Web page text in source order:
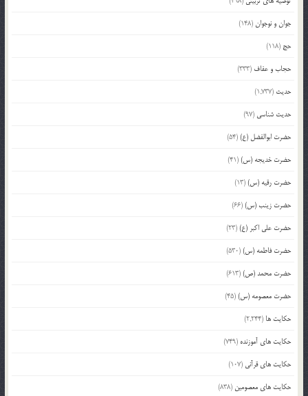
جوان و نوجوان(148)
حج (118)
حجاب و عفاف (333)
حدیث (1,737)
حدیث شناسی (97)
حضرت ابوالفضل (ع)(54)
حضرت خدیجه (س)(41)
حضرت رقیه (س)(13)
حضرت زینب (س)(66)
حضرت علی اکبر (ع)(23)
حضرت فاطمه (س)(530)
حضرت محمد (ص)(613)
حضرت معصومه (س)(45)
حکایت ها (2,244)
حکایت های آموزنده (749)
حکایت های قرآنی (107)
حکایت های معصومین (838)